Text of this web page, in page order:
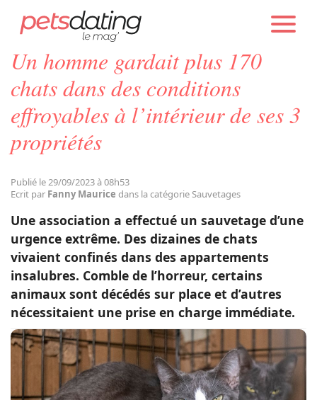
Chien
Chat
Tops
Sauvetages
Conso
PETS DATING ACTUALITÉS SAUVETAGES
Un homme gardait plus 170
chats dans des conditions
effroyables à l’intérieur de ses 3
propriétés
Publié le 29/09/2023 à 08h53
Ecrit par Fanny Maurice dans la catégorie Sauvetages
Une association a effectué un sauvetage d’une
urgence extrême. Des dizaines de chats
vivaient confinés dans des appartements
insalubres. Comble de l’horreur, certains
animaux sont décédés sur place et d’autres
nécessitaient une prise en charge immédiate.